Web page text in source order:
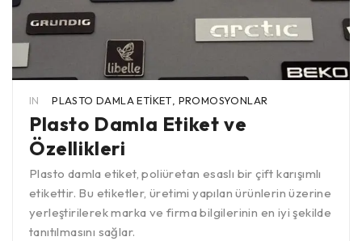
IN PLASTO DAMLA ETIKET PROMOSYONLAR
Plasto Damla Etiket ve
Özellikleri
Plasto damla etiket, poliüretan esaslı bir çift karışımlı
etikettir. Bu etiketler, üretimi yapılan ürünlerin üzerine
yerleştirilerek marka ve firma bilgilerinin en iyi şekilde
tanıtılmasını sağlar.